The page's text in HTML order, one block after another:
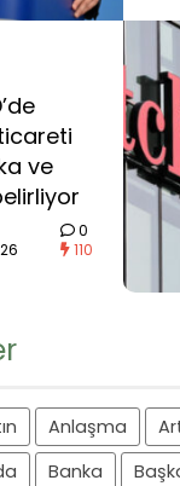
ve
0
110
Anlaşma
Banka